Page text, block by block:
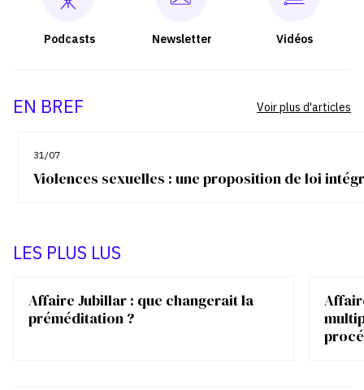
Podcasts Newsletter Vidéos
EN BREF
31/07
Violences sexuelles : une proposition de loi
Voir plus d'articles
LES PLUS LUS
Affaire Jubillar : que changerait la
préméditation ?